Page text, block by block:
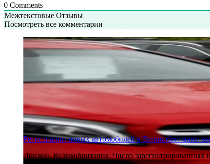
0 Comments
Межтекстовые Отзывы
Посмотреть все комментарии
Регистрации новых автомобилей в Великобритании
Лондон, Великобритания. Число